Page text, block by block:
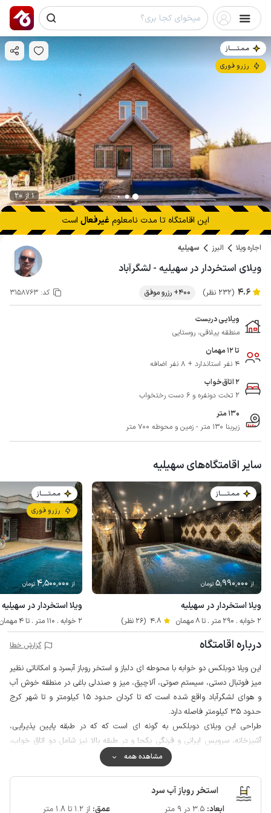
مـمـتــــــاز
رزرو فوری
1 از 20
این اقامتگاه تا مدت نامعلوم غیرفعال است
اجاره ویلا البرز سهیلیه
ویلای استخردار در سهیلیه - لشگرآباد
4.6 (232 نظر) 400+ رزرو موفق کد: 3158763
ویلایی دربست
منطقه ییلاقی، روستایی
تا 12 مهمان
4 نفر استاندارد + 8 نفر اضافه
2 اتاق‌خواب
2 تخت دونفره و 6 دست رختخواب
130 متر
زیربنا 130 متر - زمین و محوطه 700 متر
سایر اقامتگاه‌های سهیلیه
مـمـتــــــاز
از 5٬990٬000 تومان
ویلا استخردار در سهیلیه
2 خوابه . 290 متر . تا 8 مهمان 4.8 (26 نظر)
مـمـتــــــاز
رزرو فوری
از 4٬500٬000 تومان
ویلا استخردار در
2 خوابه . 110 متر . تا 4 مهمان
درباره اقامتگاه گزارش خطا
این ویلا دوبلکس دو خوابه با محوطه ای دلباز و استخر روباز آبسرد و امکاناتی نظیر
میز فوتبال دستی، سیستم صوتی، آلاچیق، میز و صندلی باغی در منطقه خوش آب
و هوای لشگرآباد واقع شده است که تا کردان حدود 15 کیلومتر و تا شهر کرج
حدود 35 کیلومتر فاصله دارد.
طراحی این ویلای دوبلکس به گونه ای است که که در طبقه پایین پذیرایی،
آشپزخانه، سرویس ایرانی و فرنگی یکجا و در طبقه بالا نیز شامل دو اتاق خواب،
حمام و تراس رو به باغ می باشد.
محوطه ویلا از چهار طرف با دیوار بلند محصور بوده و به منظور برقراری و حفظ
امنیت نگهبان به صورت 24 ساعته در شهرک مستقر است، همچنین دروازه ورودی و
حیاط به دوربین مداربسته مجهز شده است.
مشاهده همه
استخر روباز آب سرد
ابعاد: 3.5 در 9 متر عمق: از 1.2 تا 1.8 متر